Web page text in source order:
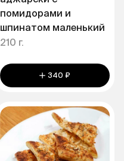
помидорами и
шпинатом маленький
210 г.
340 ₽